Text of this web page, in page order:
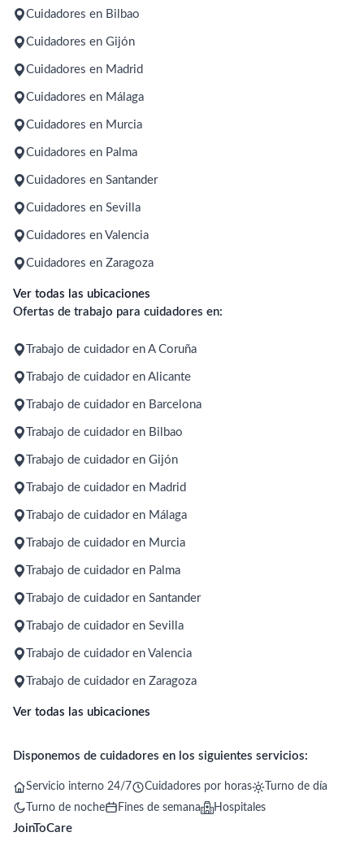
Cuidadores en Bilbao
Cuidadores en Gijón
Cuidadores en Madrid
Cuidadores en Málaga
Cuidadores en Murcia
Cuidadores en Palma
Cuidadores en Santander
Cuidadores en Sevilla
Cuidadores en Valencia
Cuidadores en Zaragoza
Ver todas las ubicaciones
Ofertas de trabajo para cuidadores en:
Trabajo de cuidador en A Coruña
Trabajo de cuidador en Alicante
Trabajo de cuidador en Barcelona
Trabajo de cuidador en Bilbao
Trabajo de cuidador en Gijón
Trabajo de cuidador en Madrid
Trabajo de cuidador en Málaga
Trabajo de cuidador en Murcia
Trabajo de cuidador en Palma
Trabajo de cuidador en Santander
Trabajo de cuidador en Sevilla
Trabajo de cuidador en Valencia
Trabajo de cuidador en Zaragoza
Ver todas las ubicaciones
Disponemos de cuidadores en los siguientes servicios:
Servicio interno 24/7 Cuidadores por horas
Turno de día
Turno de noche
Fines de semana Hospitales
JoinToCare